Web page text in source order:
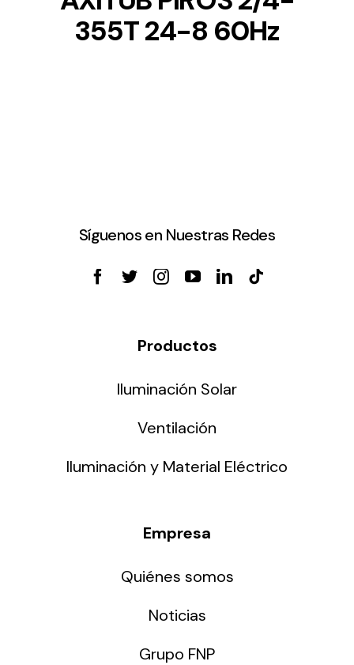
355T 24-8 60Hz
Síguenos en Nuestras Redes
Productos
Iluminación Solar
Ventilación
Iluminación y Material Eléctrico
Empresa
Quiénes somos
Noticias
Grupo FNP